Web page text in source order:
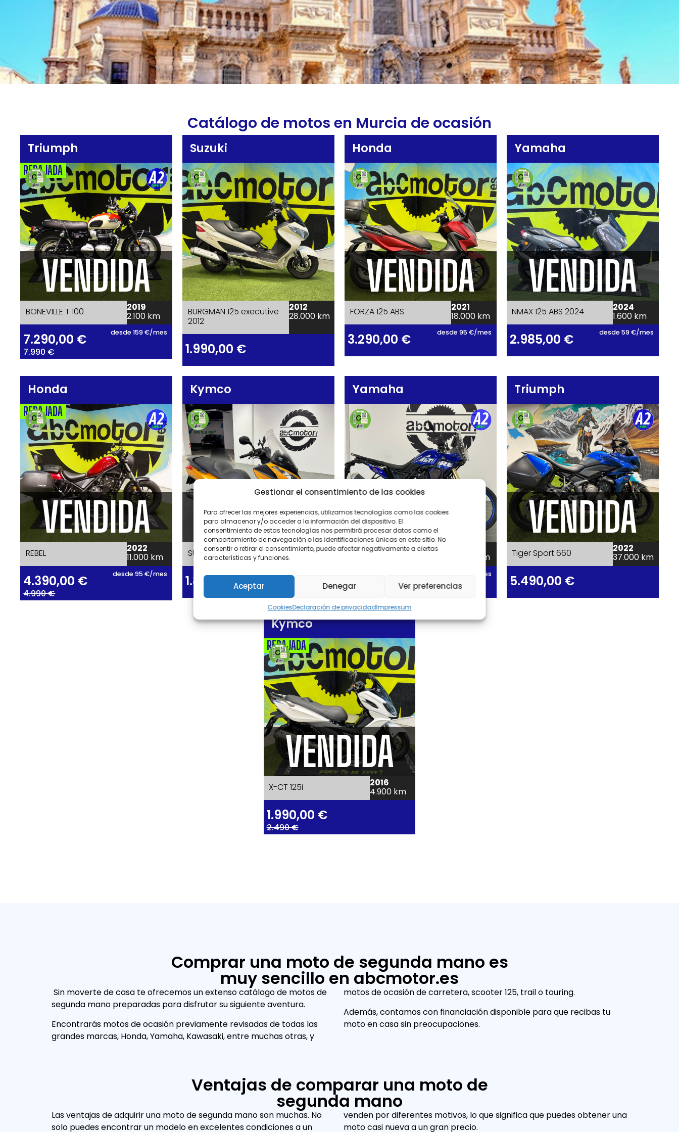
Gestionar el consentimiento de las cookies
Para ofrecer las mejores experiencias, utilizamos tecnologías como las cookies
para almacenar y/o acceder a la información del dispositivo. El
consentimiento de estas tecnologías nos permitirá procesar datos como el
comportamiento de navegación o las identificaciones únicas en este sitio. No
consentir o retirar el consentimiento, puede afectar negativamente a ciertas
características y funciones.
Aceptar Denegar Ver preferencias
CookiesDeclaración de privacidadImpressum
Catálogo de motos en Murcia de ocasión
Triumph
VENDIDA
REBAJADA
BONEVILLE T 100 2019
2.100 km
7.290,00 €
7.990 €
desde 159 €/mes
Suzuki
BURGMAN 125 executive
2012
2012
28.000 km
1.990,00 €
Honda
VENDIDA
FORZA 125 ABS 2021
18.000 km
3.290,00 € desde 95 €/mes
Yamaha
VENDIDA
NMAX 125 ABS 2024 2024
1.600 km
2.985,00 € desde 59 €/mes
Honda
VENDIDA
REBAJADA
REBEL 2022
11.000 km
4.390,00 €
4.990 €
desde 95 €/mes
Kymco
VENDIDA
SUPER DINK 125 ABS 2016
18.000 km
1.890,00€
Yamaha
TENERE 700 10.000 km
8.990,00€ desde 190 €/mes
Triumph
VENDIDA
Tiger Sport 660 2022
37.000 km
5.490,00 €
Kymco
VENDIDA
REBAJADA
X-CT 125i 2016
4.900 km
1.990,00 €
2.490 €
Comprar una moto de segunda mano es
muy sencillo en abcmotor.es
Sin moverte de casa te ofrecemos un extenso catálogo de motos de
segunda mano preparadas para disfrutar su siguiente aventura.
Encontrarás motos de ocasión previamente revisadas de todas las
grandes marcas, Honda, Yamaha, Kawasaki, entre muchas otras, y
motos de ocasión de carretera, scooter 125, trail o touring.
Además, contamos con financiación disponible para que recibas tu
moto en casa sin preocupaciones.
Ventajas de comparar una moto de
segunda mano
Las ventajas de adquirir una moto de segunda mano son muchas. No
solo puedes encontrar un modelo en excelentes condiciones a un
venden por diferentes motivos, lo que significa que puedes obtener una
moto casi nueva a un gran precio.